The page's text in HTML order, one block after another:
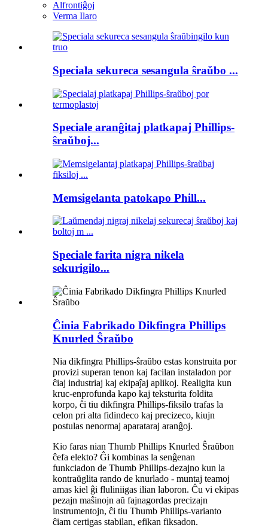
Alfrontiĝoj
Verma Ilaro
Speciala sekureca sesangula ŝraŭbo ...
Speciale aranĝitaj platkapaj Phillips-
ŝraŭboj...
Memsigelanta patokapo Phill...
Speciale farita nigra nikela
sekurigilo...
Ĉinia Fabrikado Dikfingra Phillips
Knurled Ŝraŭbo
Nia dikfingra Phillips-ŝraŭbo estas konstruita por
provizi superan tenon kaj facilan instaladon por
ĉiaj industriaj kaj ekipaĵaj aplikoj. Realigita kun
kruc-enprofunda kapo kaj teksturita foldita
korpo, ĉi tiu dikfingra Phillips-fiksilo trafas la
celon pri alta fidindeco kaj precizeco, kiujn
postulas nenormaj aparataraj aranĝoj.
Kio faras nian Thumb Phillips Knurled Ŝraŭbon
ĉefa elekto? Ĝi kombinas la senĝenan
funkciadon de Thumb Phillips-dezajno kun la
kontraŭglita rando de knurlado - muntaj teamoj
amas kiel ĝi fluliniigas ilian laboron. Ĉu vi ekipas
pezajn maŝinojn aŭ fajnagordas precizajn
instrumentojn, ĉi tiu Thumb Phillips-varianto
ĉiam certigas stabilan, efikan fiksadon.